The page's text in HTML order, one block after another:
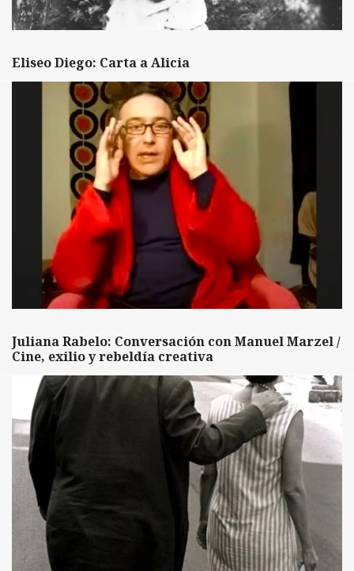
Eliseo Diego: Carta a Alicia
Juliana Rabelo: Conversación con Manuel Marzel /
Cine, exilio y rebeldía creativa